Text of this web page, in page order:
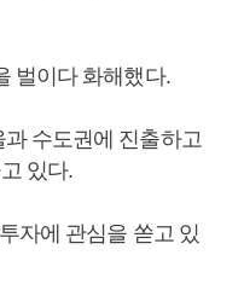
벌이다 화해했다.
수도권에 진출하고
있다.
자에 관심을 쏟고 있